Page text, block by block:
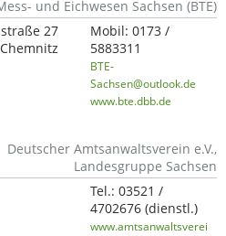
und Eichwesen Sachsen (BTE)
27
Mobil:0173 /
5883311
BTE-
Sachsen@outlook.de
www.bte.dbb.de
Deutscher Amtsanwaltsverein e.V.,
Landesgruppe Sachsen
Tel.:03521 /
4702676(dienstl.)
www.amtsanwaltsverei